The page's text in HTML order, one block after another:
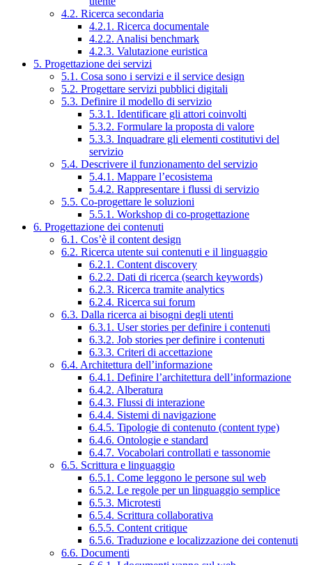
4.2. Ricerca secondaria
4.2.1. Ricerca documentale
4.2.2. Analisi benchmark
4.2.3. Valutazione euristica
5. Progettazione dei servizi
5.1. Cosa sono i servizi e il service design
5.2. Progettare servizi pubblici digitali
5.3. Definire il modello di servizio
5.3.1. Identificare gli attori coinvolti
5.3.2. Formulare la proposta di valore
5.3.3. Inquadrare gli elementi costitutivi del
servizio
5.4. Descrivere il funzionamento del servizio
5.4.1. Mappare l’ecosistema
5.4.2. Rappresentare i flussi di servizio
5.5. Co-progettare le soluzioni
5.5.1. Workshop di co-progettazione
6. Progettazione dei contenuti
6.1. Cos’è il content design
6.2. Ricerca utente sui contenuti e il linguaggio
6.2.1. Content discovery
6.2.2. Dati di ricerca (search keywords)
6.2.3. Ricerca tramite analytics
6.2.4. Ricerca sui forum
6.3. Dalla ricerca ai bisogni degli utenti
6.3.1. User stories per definire i contenuti
6.3.2. Job stories per definire i contenuti
6.3.3. Criteri di accettazione
6.4. Architettura dell’informazione
6.4.1. Definire l’architettura dell’informazione
6.4.2. Alberatura
6.4.3. Flussi di interazione
6.4.4. Sistemi di navigazione
6.4.5. Tipologie di contenuto (content type)
6.4.6. Ontologie e standard
6.4.7. Vocabolari controllati e tassonomie
6.5. Scrittura e linguaggio
6.5.1. Come leggono le persone sul web
6.5.2. Le regole per un linguaggio semplice
6.5.3. Microtesti
6.5.4. Scrittura collaborativa
6.5.5. Content critique
6.5.6. Traduzione e localizzazione dei contenuti
6.6. Documenti